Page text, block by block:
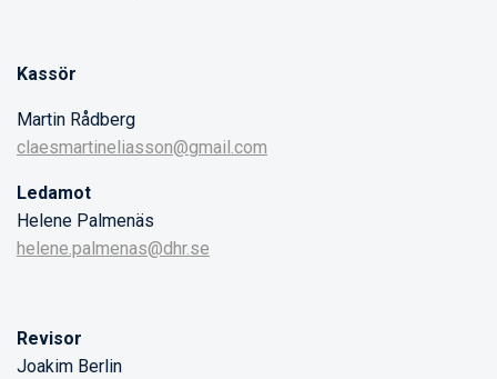
Kassör
Martin Rådberg
claesmartineliasson@gmail.com
Ledamot
Helene Palmenäs
helene.palmenas@dhr.se
Revisor
Joakim Berlin